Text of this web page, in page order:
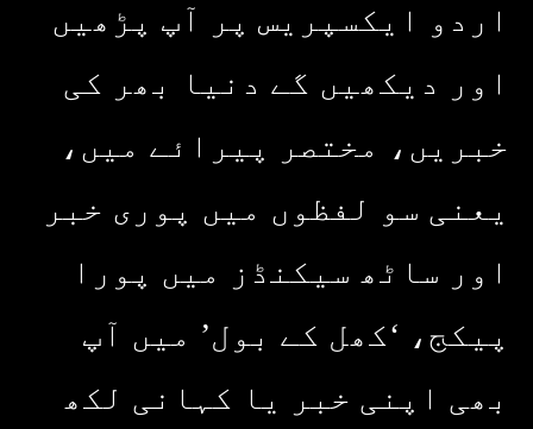
اردو ایکسپریس پر آپ پڑھیں
اور دیکھیں گے دنیا بھر کی
خبریں، مختصر پیرائے میں،
یعنی سو لفظوں میں پوری خبر
اور ساٹھ سیکنڈز میں پورا
پیکج، ‘کھل کے بول’ میں آپ
بھی اپنی خبر یا کہانی لکھ